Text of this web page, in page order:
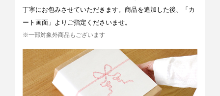
丁寧にお包みさせていただきます。商品を追加した後、「カ
ート画面」よりご指定くださいませ。
※一部対象外商品もございます